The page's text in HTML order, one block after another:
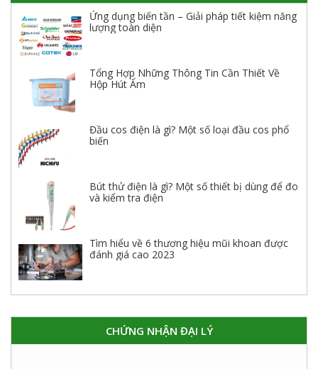
Ứng dụng biến tần – Giải pháp tiết kiệm năng
lượng toàn diện
Tổng Hợp Những Thông Tin Cần Thiết Về
Hộp Hút Ẩm
Đầu cos điện là gì? Một số loại đầu cos phổ
biến
Bút thử điện là gì? Một số thiết bị dùng để đo
và kiểm tra điện
Tìm hiểu về 6 thương hiệu mũi khoan được
đánh giá cao 2023
CHỨNG NHẬN ĐẠI LÝ